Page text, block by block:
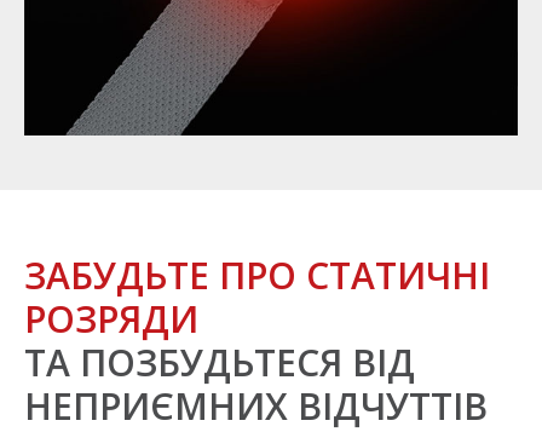
ЗАБУДЬТЕ ПРО СТАТИЧНІ
РОЗРЯДИ
ТА ПОЗБУДЬТЕСЯ ВІД
НЕПРИЄМНИХ ВІДЧУТТІВ